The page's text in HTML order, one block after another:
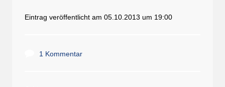
Eintrag veröffentlicht am 05.10.2013 um 19:00
1 Kommentar